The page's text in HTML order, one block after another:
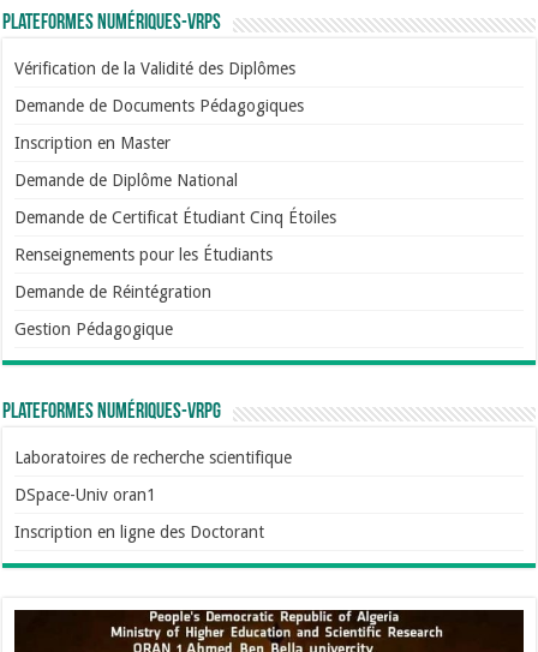
Plateformes numériques-VRPS
Vérification de la Validité des Diplômes
Demande de Documents Pédagogiques
Inscription en Master
Demande de Diplôme National
Demande de Certificat Étudiant Cinq Étoiles
Renseignements pour les Étudiants
Demande de Réintégration
Gestion Pédagogique
Plateformes numériques-VRPG
Laboratoires de recherche scientifique
DSpace-Univ oran1
Inscription en ligne des Doctorant